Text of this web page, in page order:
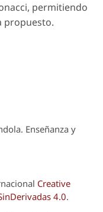
permitiendo
propuesto.
Enseñanza y
Creative
4.0.